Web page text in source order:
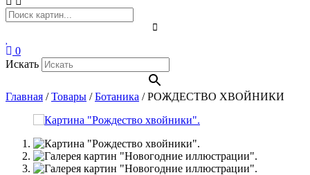
0
Искать
Главная /Товары /Ботаника /РОЖДЕСТВО ХВОЙНИКИ